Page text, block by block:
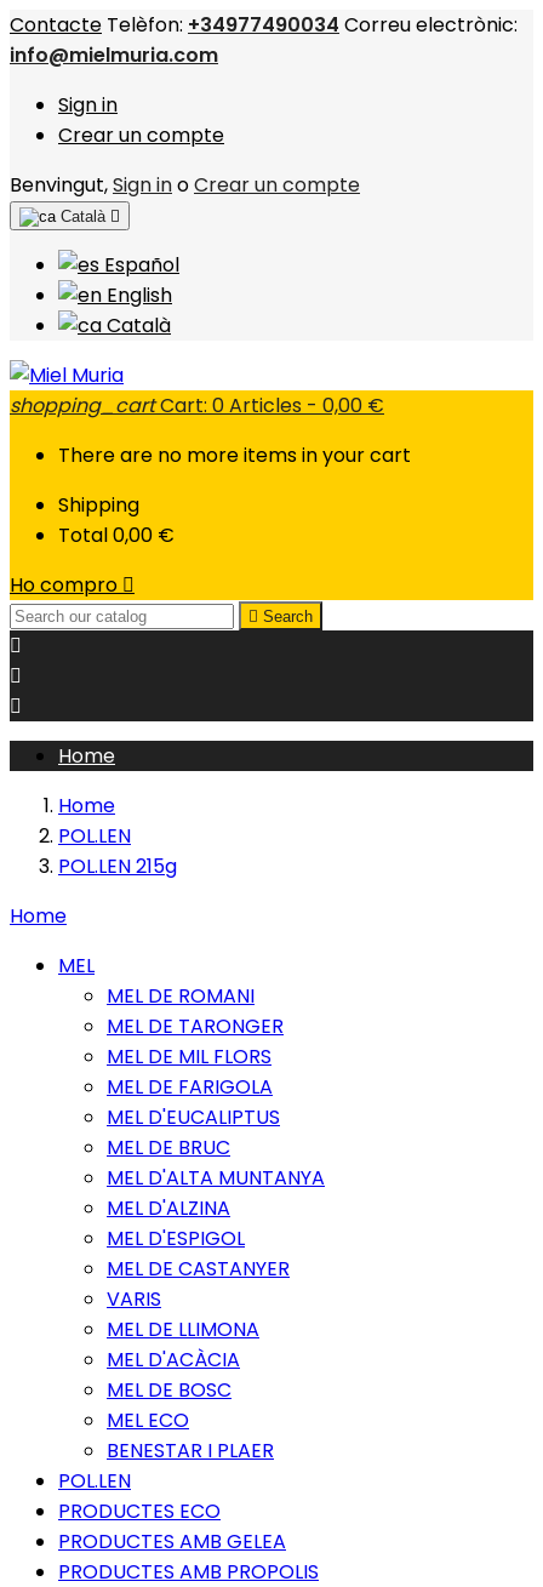
Contacte Telèfon: +34977490034 Correu electrònic:
info@mielmuria.com
Sign in
Crear un compte
Benvingut,Sign inoCrear un compte
Català 
Español
English
Català
shopping_cartCart: 0Articles - 0,00 €
There are no more items in your cart
Shipping
Total0,00 €
Ho compro 
 Search



Home
Home
POL.LEN
POL.LEN 215g
Home
MEL
MEL DE ROMANI
MEL DE TARONGER
MEL DE MIL FLORS
MEL DE FARIGOLA
MEL D'EUCALIPTUS
MEL DE BRUC
MEL D'ALTA MUNTANYA
MEL D'ALZINA
MEL D'ESPIGOL
MEL DE CASTANYER
VARIS
MEL DE LLIMONA
MEL D'ACÀCIA
MEL DE BOSC
MEL ECO
BENESTAR I PLAER
POL.LEN
PRODUCTES ECO
PRODUCTES AMB GELEA
PRODUCTES AMB PROPOLIS